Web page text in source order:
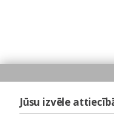
Jūsu izvēle